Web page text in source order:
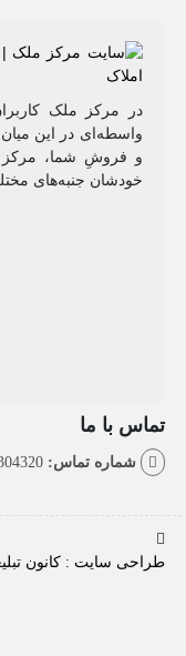
مرکز ملک کاربران
در این میان وجود
شما، مرکز ملک هیچ
جنبه‌های مختلف امنیتی
ما
تماس: 02191304320
سایت : کانون تبلیغات